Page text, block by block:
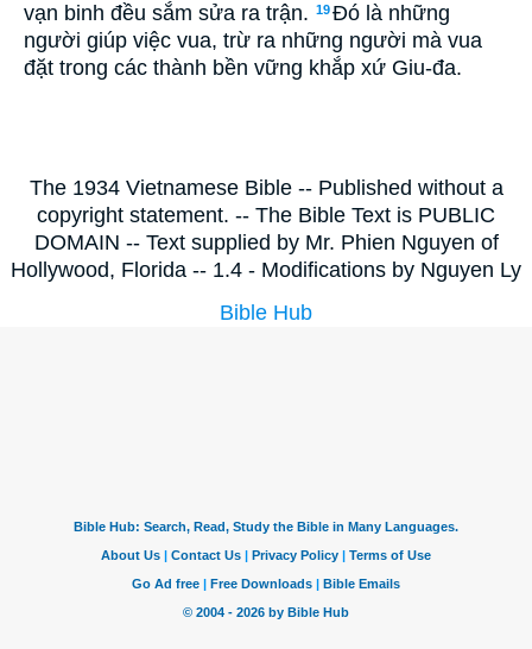
vạn binh đều sắm sửa ra trận. 19Ðó là những
người giúp việc vua, trừ ra những người mà vua
đặt trong các thành bền vững khắp xứ Giu-đa.
The 1934 Vietnamese Bible -- Published without a
copyright statement. -- The Bible Text is PUBLIC
DOMAIN -- Text supplied by Mr. Phien Nguyen of
Hollywood, Florida -- 1.4 - Modifications by Nguyen Ly
Bible Hub